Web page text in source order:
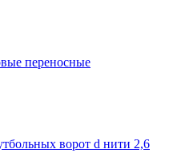
переносные
ворот d нити 2,6